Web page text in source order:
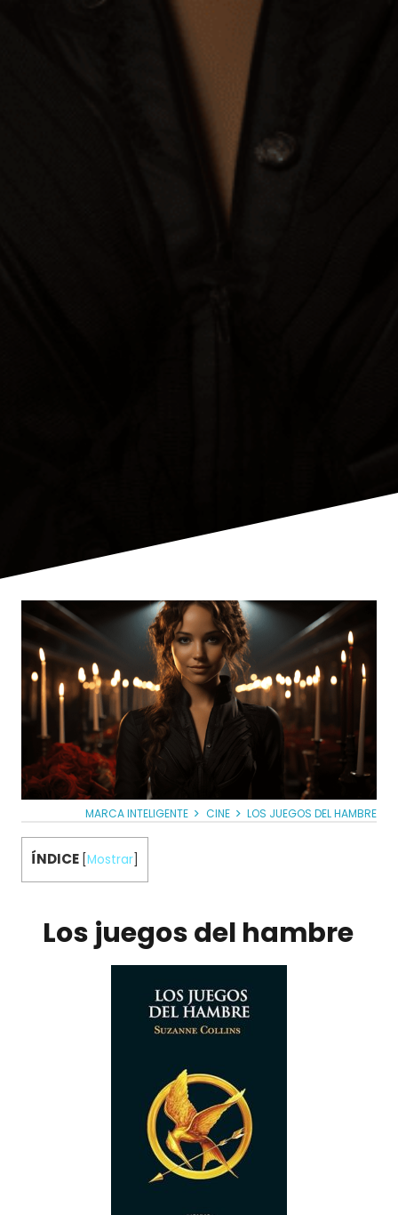
MARCA INTELIGENTE CINE LOS JUEGOS DEL HAMBRE
ÍNDICE [Mostrar]
Los juegos del hambre